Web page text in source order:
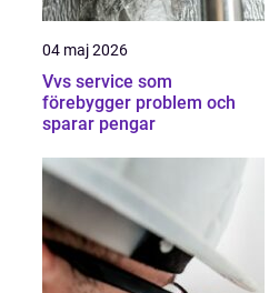
04 maj 2026
Vvs service som
förebygger problem och
sparar pengar